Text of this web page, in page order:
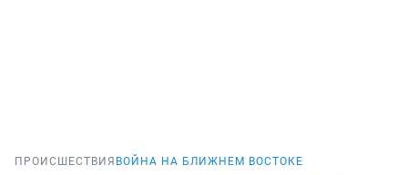
ПРОИСШЕСТВИЯ ВОЙНА НА БЛИЖНЕМ ВОСТОКЕ